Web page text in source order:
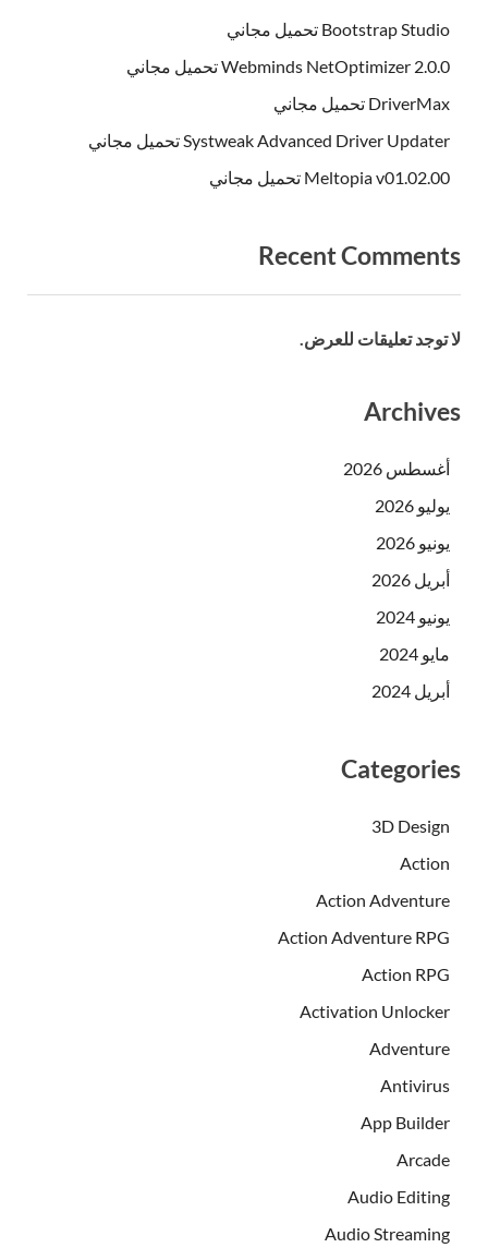
Bootstrap Studio تحميل مجاني
Webminds NetOptimizer 2.0.0 تحميل مجاني
DriverMax تحميل مجاني
Systweak Advanced Driver Updater تحميل مجاني
Meltopia v01.02.00 تحميل مجاني
Recent Comments
لا توجد تعليقات للعرض.
Archives
أغسطس 2026
يوليو 2026
يونيو 2026
أبريل 2026
يونيو 2024
مايو 2024
أبريل 2024
Categories
3D Design
Action
Action Adventure
Action Adventure RPG
Action RPG
Activation Unlocker
Adventure
Antivirus
App Builder
Arcade
Audio Editing
Audio Streaming